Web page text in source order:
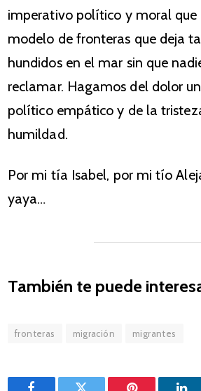
imperativo político y moral que
modelo de fronteras que deja
hundidos en el mar sin que
reclamar. Hagamos del dolor
político empático y de la
humildad.
Por mi tía Isabel, por mi tío
yaya…
También te puede
fronteras migración migrantes